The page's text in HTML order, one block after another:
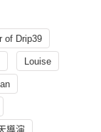
of Drip39
Louise
導演